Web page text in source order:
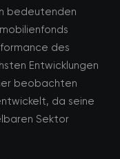
bedeutenden
des
Entwicklungen
beobachten
da seine
Sektor